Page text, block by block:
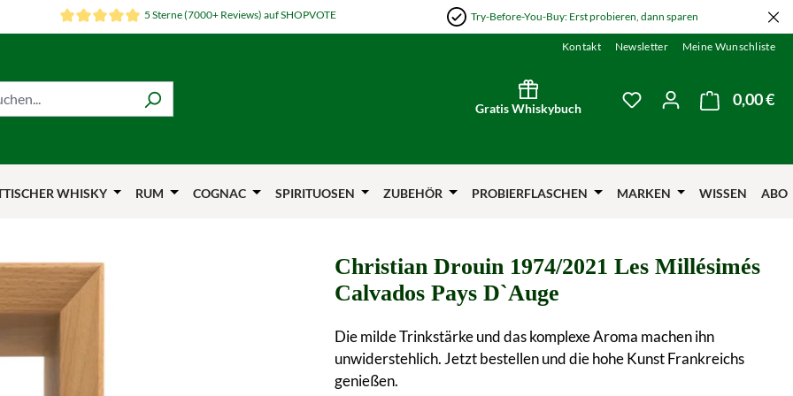
5 Sterne (7000+ Reviews) auf SHOPVOTE Try-Before-You-Buy: Erst probieren, dann sparen
Kontakt Newsletter Meine Wunschliste
Gratis Whiskybuch
Du hast 0 Produkte
0,00 €
WHISKY RUM COGNAC SPIRITUOSEN ZUBEHÖR PROBIERFLASCHEN MARKEN WISSEN ABO
Christian Drouin 1974/2021 Les Millésimés
Calvados Pays D`Auge
Die milde Trinkstärke und das komplexe Aroma machen ihn
unwiderstehlich. Jetzt bestellen und die hohe Kunst Frankreichs
genießen.